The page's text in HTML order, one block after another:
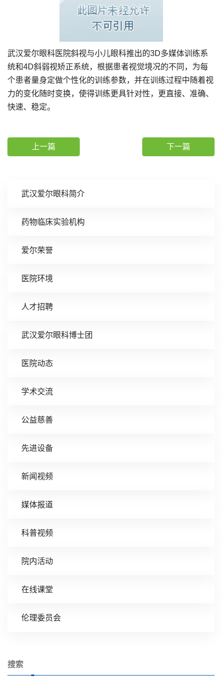
武汉爱尔眼科简介
药物临床实验机构
爱尔荣誉
医院环境
人才招聘
武汉爱尔眼科博士团
医院动态
学术交流
公益慈善
先进设备
新闻视频
媒体报道
科普视频
院内活动
在线课堂
伦理委员会
搜索
武汉爱尔眼科医院斜视与小儿眼科推出的3D多媒体训练系
统和4D斜弱视矫正系统，根据患者视觉境况的不同，为每
个患者量身定做个性化的训练参数，并在训练过程中随着视
力的变化随时变换，使得训练更具针对性，更直接、准确、
快速、稳定。
上一篇 下一篇